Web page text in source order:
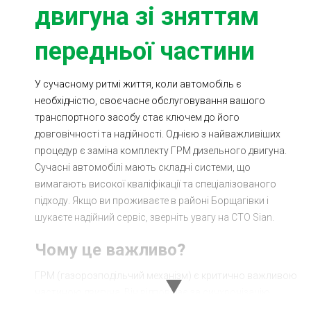
двигуна зі зняттям
передньої частини
У сучасному ритмі життя, коли автомобіль є
необхідністю, своєчасне обслуговування вашого
транспортного засобу стає ключем до його
довговічності та надійності. Однією з найважливіших
процедур є заміна комплекту ГРМ дизельного двигуна.
Сучасні автомобілі мають складні системи, що
вимагають високої кваліфікації та спеціалізованого
підходу. Якщо ви проживаєте в районі Борщагівки і
шукаєте надійний сервіс, зверніть увагу на СТО Sian.
Чому це важливо?
ГРМ (газорозподільчий механізм) є критично важливою
частиною двигуна. Він відповідає за синхронізацію